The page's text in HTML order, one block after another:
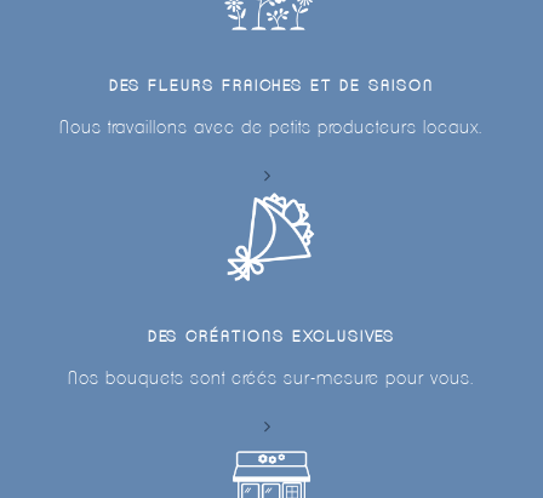
DES FLEURS FRAICHES ET DE SAISON
Nous travaillons avec de petits producteurs locaux.
DES CRÉATIONS EXCLUSIVES
Nos bouquets sont créés sur-mesure pour vous.